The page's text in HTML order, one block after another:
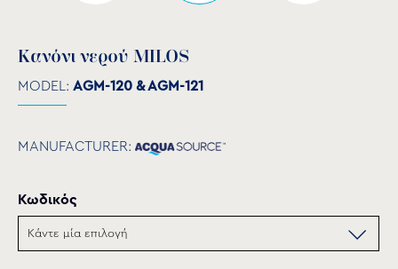
Κανόνι νερού MILOS
MODEL: AGM-120 & AGM-121
MANUFACTURER:
Κωδικός